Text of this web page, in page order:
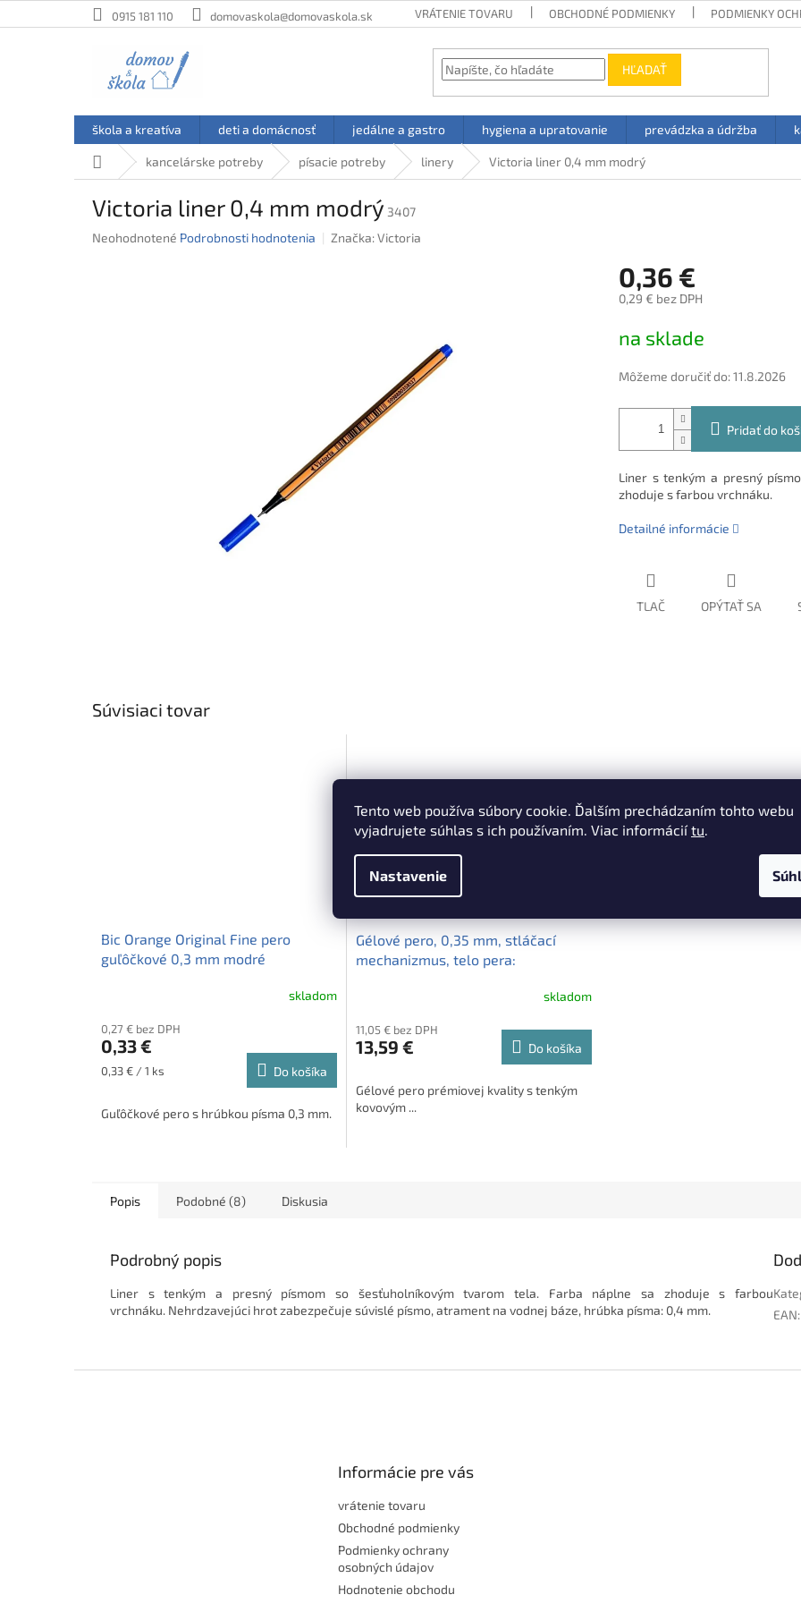
Tento web používa súbory cookie. Ďalším prechádzaním tohto webu
vyjadrujete súhlas s ich používaním. Viac informáciítu
Nastavenie
na
0915 181 110 domovaskola@domovaskola.sk VRÁTENIE TOVARU OBCHODNÉ PODMIENKY PODMIENKY
HĽADAŤ
škola a kreatíva deti a domácnosť jedálne a gastro hygiena a upratovanie prevádzka a údržba
Domovkancelárske potreby písacie potreby linery Victoria liner 0,4 mm modrý
Victoria liner 0,4 mm modrý 3407
Priemerné
Neohodnotené Podrobnosti hodnotenia Značka:Victoria
0,36 €
0,29 € bez DPH
cena:
na sklade
Môžeme doručiť do:11.8.2026
Pridať do
Liner s tenkým a presný
zhoduje s farbou vrchnáku.
Detailné informácie
TLAČ OPÝTAŤ SA
Súvisiaci tovar
Bic Orange Original Fine pero
guľôčkové 0,3 mm modré
skladom
0,27 € bez DPH
0,33 €
Jednotková
0,33 € / 1 ks Do košíka
Guľôčkové pero s hrúbkou písma 0,3 mm.
Gélové pero, 0,35 mm, stláčací
mechanizmus, telo pera:
skladom
11,05 € bez DPH
13,59 € Do košíka
Gélové pero prémiovej kvality s tenkým
kovovým ...
Popis Podobné (8) Diskusia
Podrobný popis
Liner s tenkým a presný písmom so šesťuholníkovým tvarom tela. Farba náplne sa zhoduje s farbou
vrchnáku. Nehrdzavejúci hrot zabezpečuje súvislé písmo, atrament na vodnej báze, hrúbka písma: 0,4 mm.
EAN:
Informácie pre vás
vrátenie tovaru
Obchodné podmienky
Podmienky ochrany
osobných údajov
Hodnotenie obchodu